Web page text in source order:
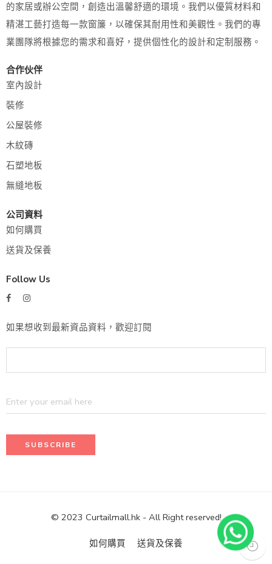
的家居或辦公空間，創造出溫馨舒適的環境。我們以優質材料和
精湛工藝打造每一款窗簾，以確保其耐用性和美觀性。我們的專
業團隊將根據您的需求和喜好，提供個性化的設計和定制服務。
合作伙伴
室內設計
裝修
公屋裝修
木紋磚
石塑地板
無縫地板
公司資料
如何購買
送貨及保養
Follow Us
如果想收到最新資品資料，歡迎訂閱
© 2023 Curtailmall.hk - All Right reserved!
如何購買 送貨及保養